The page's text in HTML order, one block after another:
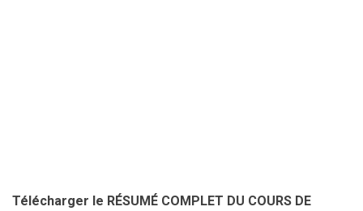
Télécharger le RÉSUMÉ COMPLET DU COURS DE